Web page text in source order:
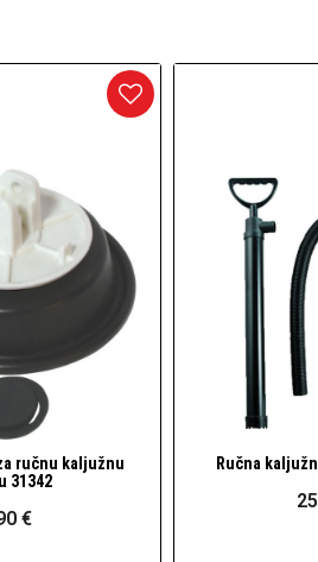
pogled
ručnu kaljužnu
31342
€
Ručna